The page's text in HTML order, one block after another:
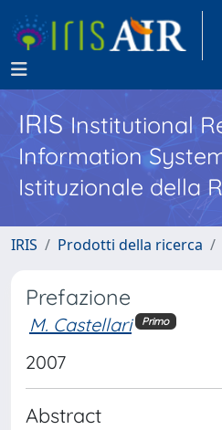
IRISInstitutional
Information
Istituzionale della
IRIS Prodotti della ricerca
Prefazione
M. Castellari Primo
2007
Abstract